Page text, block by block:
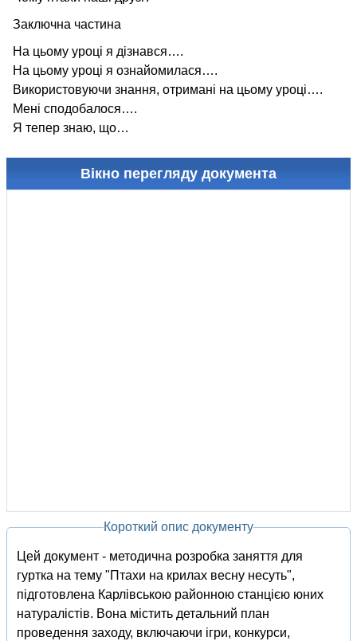
Заключна частина
На цьому уроці я дізнався….
На цьому уроці я ознайомилася….
Використовуючи знання, отримані на цьому уроці….
Мені сподобалося….
Я тепер знаю, що…
Вікно перегляду документа
Короткий опис документу
Цей документ - методична розробка заняття для
гуртка на тему "Птахи на крилах весну несуть",
підготовлена Карлівською районною станцією юних
натуралістів. Вона містить детальний план
проведення заходу, включаючи ігри, конкурси,